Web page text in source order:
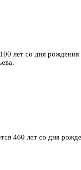
лет со дня
460 лет со дня